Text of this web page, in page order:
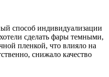
способ индивидуализации
сделать фары темными,
пленкой, что влияло на
снижало качество